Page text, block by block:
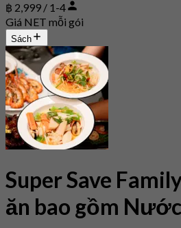
฿ 2,999 / 1-4
Giá NET mỗi gói
Sách
Super Save
ăn bao gồm